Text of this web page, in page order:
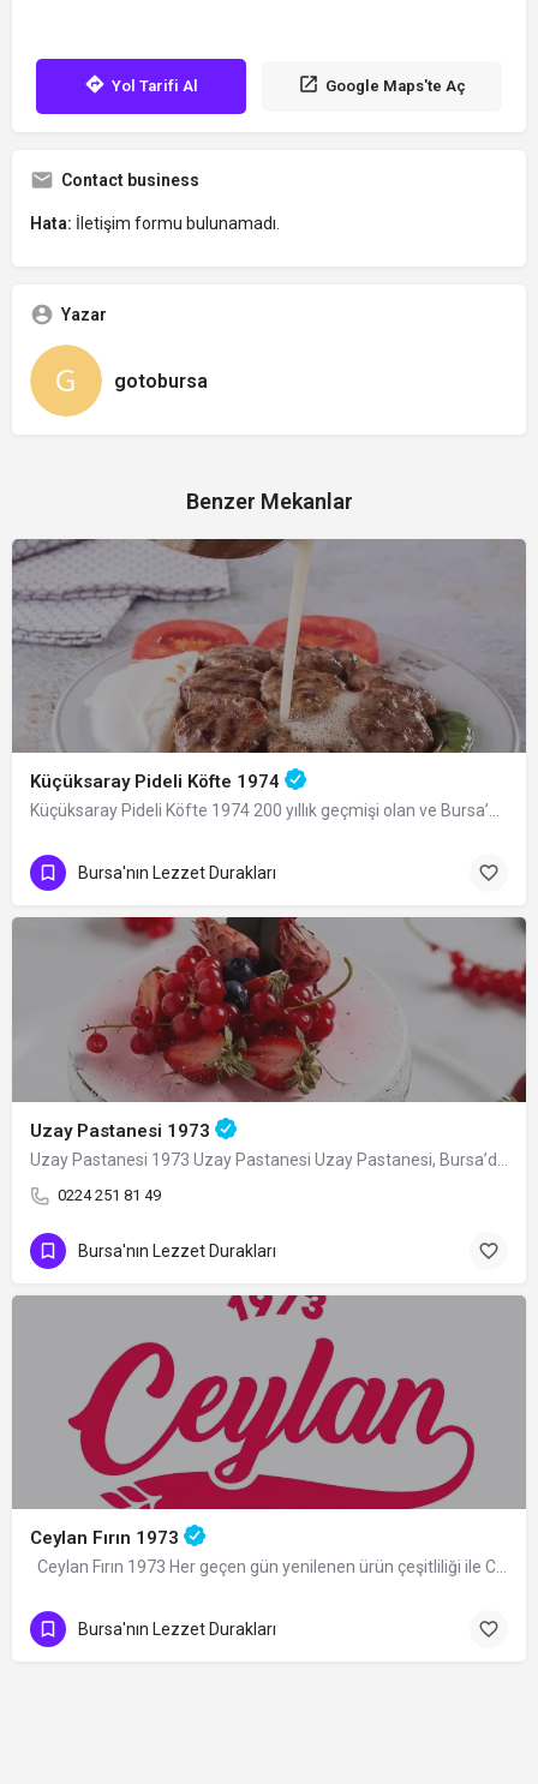
Yol Tarifi Al Google Maps'te Aç
Contact business
Hata: İletişim formu bulunamadı.
Yazar
gotobursa
Benzer Mekanlar
Küçüksaray Pideli Köfte 1974
Küçüksaray Pideli Köfte 1974 200 yıllık geçmişi olan ve Bursa’nın geleneksel…
Bursa'nın Lezzet Durakları
Uzay Pastanesi 1973
Uzay Pastanesi 1973 Uzay Pastanesi Uzay Pastanesi, Bursa’da pastacılık denince ilk…
0224 251 81 49
Bursa'nın Lezzet Durakları
Ceylan Fırın 1973
Ceylan Fırın 1973 Her geçen gün yenilenen ürün çeşitliliği ile Ceylan Ekmek Bursa'da hizmet…
Bursa'nın Lezzet Durakları